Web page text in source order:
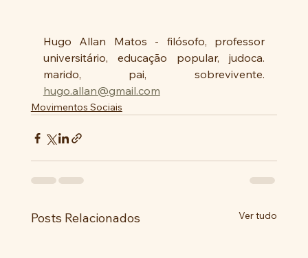
Hugo Allan Matos - filósofo, professor
universitário, educação popular, judoca.
hugo.allan@gmail.com
Movimentos Sociais
Posts Relacionados Ver tudo